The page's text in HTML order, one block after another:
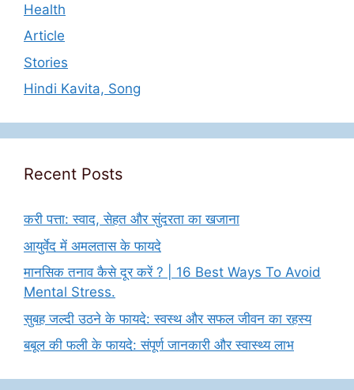
Health
Article
Stories
Hindi Kavita, Song
Recent Posts
करी पत्ता: स्वाद, सेहत और सुंदरता का खजाना
आयुर्वेद में अमलतास के फायदे
मानसिक तनाव कैसे दूर करें ? | 16 Best Ways To Avoid
Mental Stress.
सुबह जल्दी उठने के फायदे: स्वस्थ और सफल जीवन का रहस्य
बबूल की फली के फायदे: संपूर्ण जानकारी और स्वास्थ्य लाभ